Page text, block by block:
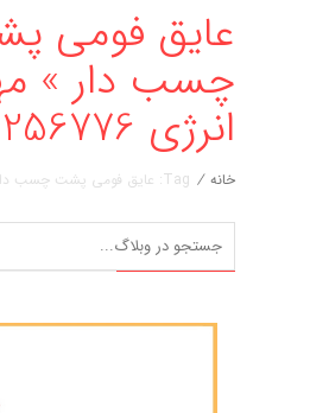
عایق فومی
چسب دار »
انرژی 02136256776
خانه / Tag: عایق فومی پشت چسب دار